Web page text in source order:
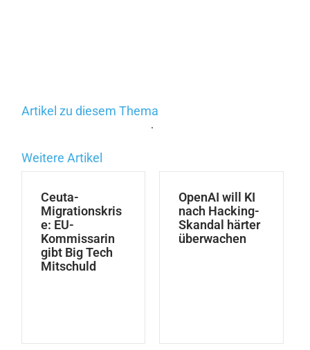
Artikel zu diesem Thema
.
Weitere Artikel
Ceuta-
Migrationskris
e: EU-
Kommissarin
gibt Big Tech
Mitschuld
OpenAI will KI
nach Hacking-
Skandal härter
überwachen